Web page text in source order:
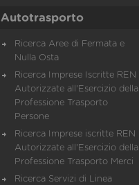
Autotrasporto
Ricerca Aree di Fermata e
Nulla Osta
Ricerca Imprese Iscritte REN
Autorizzate all'Esercizio della
Professione Trasporto
Persone
Ricerca Imprese iscritte REN
Autorizzate all'Esercizio della
Professione Trasporto Merci
Ricerca Servizi di Linea